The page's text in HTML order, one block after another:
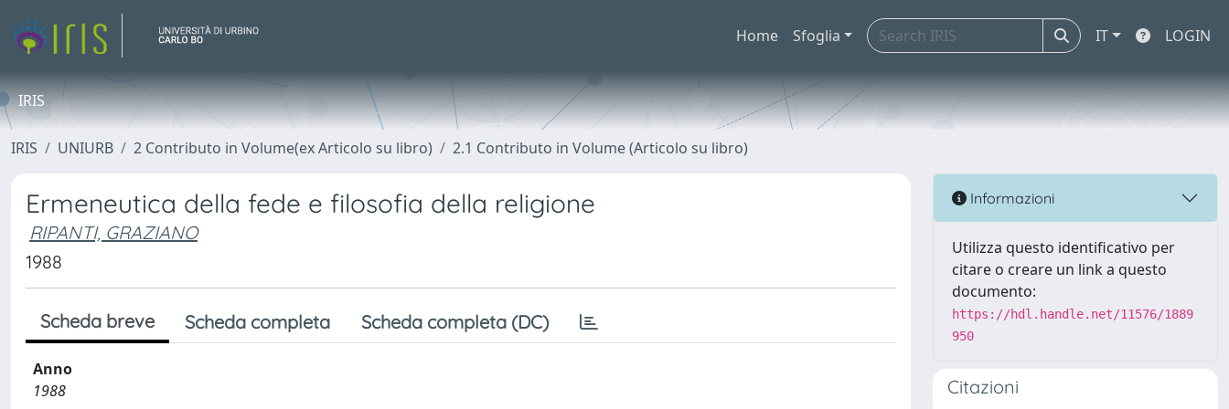
Home Sfoglia IT LOGIN
IRIS
IRIS UNIURB 2 Contributo in Volume(ex Articolo su libro) 2.1 Contributo in Volume (Articolo su libro)
Ermeneutica della fede e filosofia della religione
RIPANTI, GRAZIANO
1988
Scheda breve Scheda completa Scheda completa (DC)
Anno
1988
Informazioni
Utilizza questo identificativo per
citare o creare un link a questo
documento:
https://hdl.handle.net/11576/1889
950
Citazioni